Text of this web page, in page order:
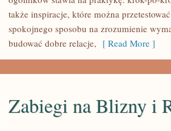
UCZNIÓW
także inspiracje, które można
spokojnego sposobu na zrozumienie
budować dobre relacje, [ Read More ]
Zabiegi na Blizny i